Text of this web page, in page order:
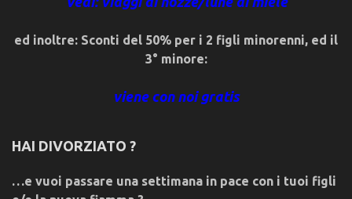
ed inoltre: Sconti del 50% per i 2 figli minorenni, ed il
3° minore:
viene con noi gratis
HAI DIVORZIATO ?
…e vuoi passare una settimana in pace con i tuoi figli